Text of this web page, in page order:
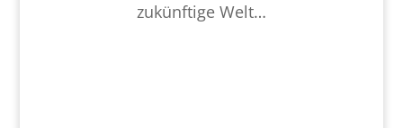
zukünftige Welt…